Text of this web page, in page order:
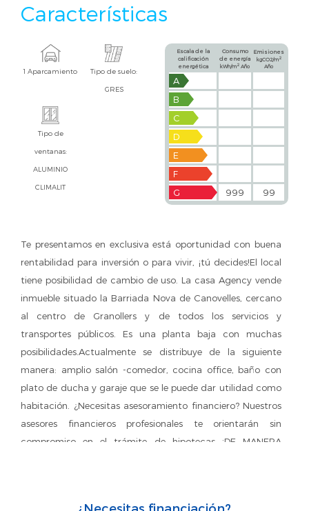
Características
1 Aparcamiento Tipo de suelo:
GRES
Tipo de
ventanas:
ALUMINIO
CLIMALIT
Escala de la
calificación
energética
Consumo
de energía
kWh/m2 Año
Emisiones
kgCO2/m 2
Año
A
B
C
D
E
F
G
999 99
Te presentamos en exclusiva está oportunidad con buena
rentabilidad para inversión o para vivir, ¡tú decides!El local
tiene posibilidad de cambio de uso. La casa Agency vende
inmueble situado la Barriada Nova de Canovelles, cercano
al centro de Granollers y de todos los servicios y
transportes públicos. Es una planta baja con muchas
posibilidades.Actualmente se distribuye de la siguiente
manera: amplio salón -comedor, cocina office, baño con
plato de ducha y garaje que se le puede dar utilidad como
habitación. ¿Necesitas asesoramiento financiero? Nuestros
asesores financieros profesionales te orientarán sin
compromiso en el trámite de hipotecas ¡DE MANERA
¿Necesitas financiación?